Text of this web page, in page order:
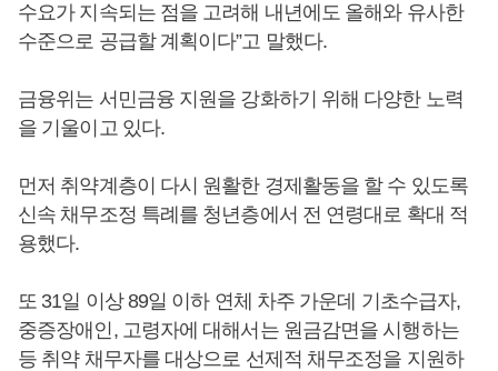
수요가 지속되는 점을 고려해 내년에도 올해와 유사한
수준으로 공급할 계획이다”고 말했다.
금융위는 서민금융 지원을 강화하기 위해 다양한 노력
을 기울이고 있다.
먼저 취약계층이 다시 원활한 경제활동을 할 수 있도록
신속 채무조정 특례를 청년층에서 전 연령대로 확대 적
용했다.
또 31일 이상 89일 이하 연체 차주 가운데 기초수급자,
중증장애인, 고령자에 대해서는 원금감면을 시행하는
등 취약 채무자를 대상으로 선제적 채무조정을 지원하